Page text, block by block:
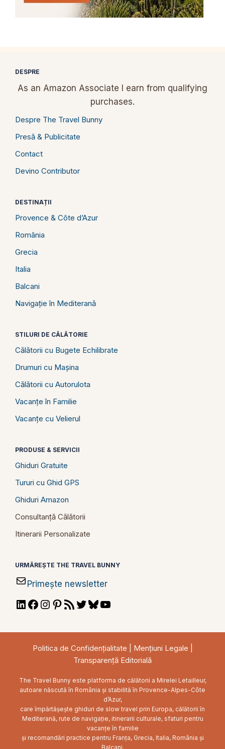
DESPRE
As an Amazon Associate I earn from qualifying
purchases.
Despre The Travel Bunny
Presă & Publicitate
Contact
Devino Contributor
DESTINAȚII
Provence & Côte d’Azur
România
Grecia
Italia
Balcani
Navigație în Mediterană
STILURI DE CĂLĂTORIE
Călătorii cu Bugete Echilibrate
Drumuri cu Mașina
Călătorii cu Autorulota
Vacanțe în Familie
Vacanțe cu Velierul
PRODUSE & SERVICII
Ghiduri Gratuite
Tururi cu Ghid GPS
Ghiduri Amazon
Consultanță Călătorii
Itinerarii Personalizate
URMĂREȘTE THE TRAVEL BUNNY
Primește newsletter
LinkedIn
Facebook
Instagram
Pinterest
RSSTwitterBluesky
Politica de Confidențialitate Mențiuni Legale
Transparență Editorială
The Travel Bunny este platforma de călătorii a Mirelei Letailleur,
autoare născută în România și stabilită în Provence-Alpes-Côte
d’Azur,
care împărtășește ghiduri de slow travel prin Europa, călătorii în
Mediterană, rute de navigație, itinerarii culturale, sfaturi pentru
vacanțe în familie
și recomandări practice pentru Franța, Grecia, Italia, România și
Balcani.